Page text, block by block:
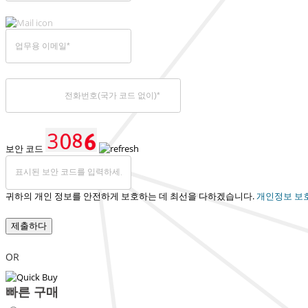
보안 코드
귀하의 개인 정보를 안전하게 보호하는 데 최선을 다하겠습니다. 개인정보 보
제출하다
OR
빠른 구매